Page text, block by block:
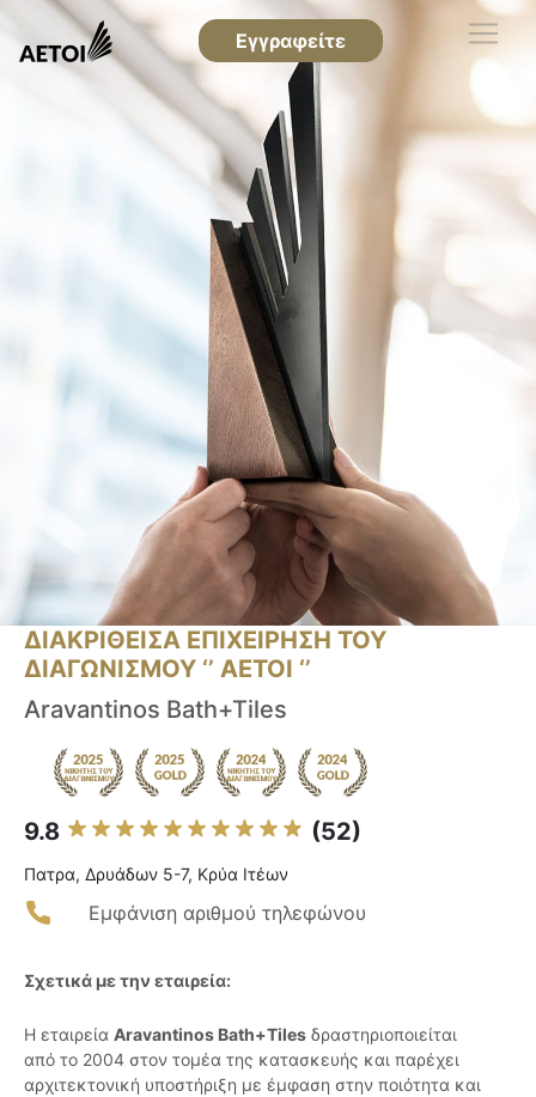
Εγγραφείτε
ΔΙΑΚΡΙΘΕΙΣΑ ΕΠΙΧΕΙΡΗΣΗ ΤΟΥ
ΔΙΑΓΩΝΙΣΜΟΥ ‘’ ΑΕΤΟΙ ‘’
Aravantinos Bath+Tiles
9.8 (52)
Πατρα, Δρυάδων 5-7, Κρύα Ιτέων
Εμφάνιση αριθμού τηλεφώνου
Σχετικά με την εταιρεία:
Η εταιρεία Aravantinos Bath+Tiles δραστηριοποιείται
από το 2004 στον τομέα της κατασκευής και παρέχει
αρχιτεκτονική υποστήριξη με έμφαση στην ποιότητα και